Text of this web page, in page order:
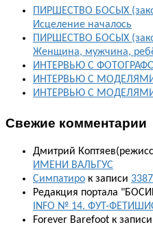
ПИРШЕСТВО БОСЫХ
Исцеление началось
ПИРШЕСТВО БОСЫХ
Женщина, мужчина,
ИНТЕРВЬЮ С
ИНТЕРВЬЮ С
ИНТЕРВЬЮ С
Свежие комментарии
Дмитрий
ИМЕНИ ВАЛЬГУС
Симпатиро к записи
Редакция портала
INFO № 14. ФУТ-
Forever Barefoot к записи